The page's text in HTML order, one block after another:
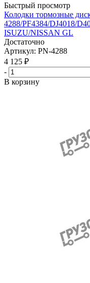
Быстрый просмотр
Колодки тормозные
4288/PF4384/DJ4018/
ISUZU/NISSAN GL
Достаточно
Артикул: PN-4288
4 125 ₽
-
В корзину